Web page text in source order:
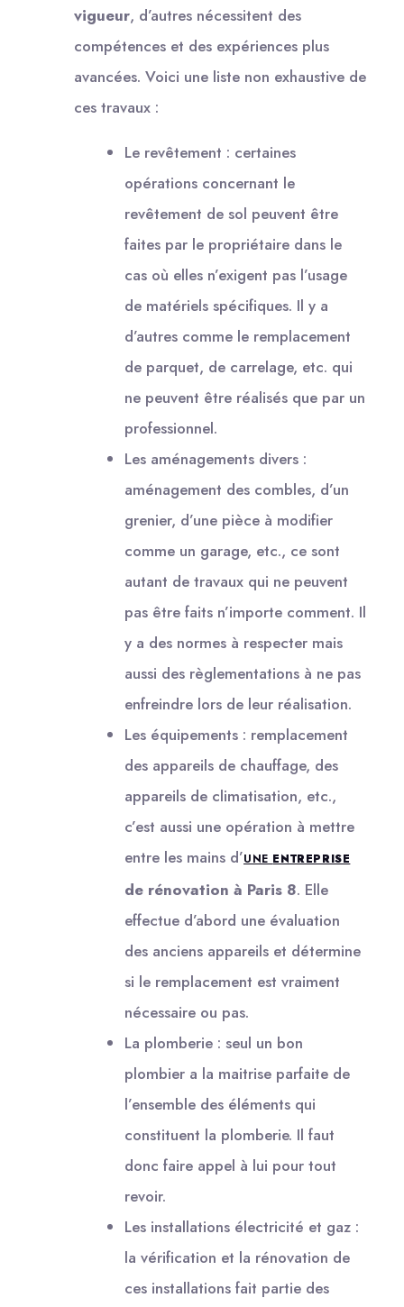
vigueur, d’autres nécessitent des
compétences et des expériences plus
avancées. Voici une liste non exhaustive de
ces travaux :
Le revêtement : certaines
opérations concernant le
revêtement de sol peuvent être
faites par le propriétaire dans le
cas où elles n’exigent pas l’usage
de matériels spécifiques. Il y a
d’autres comme le remplacement
de parquet, de carrelage, etc. qui
ne peuvent être réalisés que par un
professionnel.
Les aménagements divers :
aménagement des combles, d’un
grenier, d’une pièce à modifier
comme un garage, etc., ce sont
autant de travaux qui ne peuvent
pas être faits n’importe comment. Il
y a des normes à respecter mais
aussi des règlementations à ne pas
enfreindre lors de leur réalisation.
Les équipements : remplacement
des appareils de chauffage, des
appareils de climatisation, etc.,
c’est aussi une opération à mettre
entre les mains d’UNE ENTREPRISE
de rénovation à Paris 8. Elle
effectue d’abord une évaluation
des anciens appareils et détermine
si le remplacement est vraiment
nécessaire ou pas.
La plomberie : seul un bon
plombier a la maitrise parfaite de
l’ensemble des éléments qui
constituent la plomberie. Il faut
donc faire appel à lui pour tout
revoir.
Les installations électricité et gaz :
la vérification et la rénovation de
ces installations fait partie des